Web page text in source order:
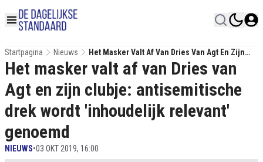
Startpagina Nieuws
Het Masker Valt Af Van Dries Van Agt En Zijn
Clubje: Antisemitische Drek Wordt 'inhoudelijk
Relevant' Genoemd
Het masker valt af van Dries van
Agt en zijn clubje: antisemitische
drek wordt 'inhoudelijk relevant'
genoemd
NIEUWS•03 OKT 2019, 16:00